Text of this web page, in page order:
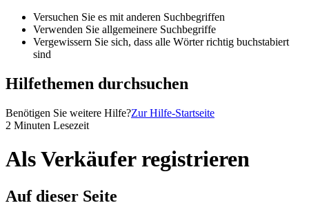
Versuchen Sie es mit anderen Suchbegriffen
Verwenden Sie allgemeinere Suchbegriffe
Vergewissern Sie sich, dass alle Wörter richtig buchstabiert
sind
Hilfethemen durchsuchen
Benötigen Sie weitere Hilfe?Zur Hilfe-Startseite
2 Minuten Lesezeit
Als Verkäufer registrieren
Auf dieser Seite